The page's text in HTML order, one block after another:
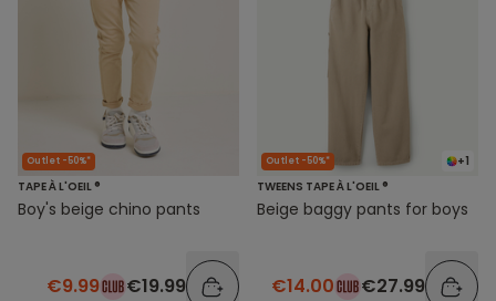
Outlet -50%*
TAPE À L'OEIL ®
Boy's beige chino pants
€9.99 €19.99
+1
Outlet -50%*
TWEENS TAPE À L'OEIL ®
Beige baggy pants for boys
€14.00 €27.99